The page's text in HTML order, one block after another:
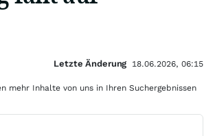
Letzte Änderung 18.06.2026, 06:15
mehr Inhalte von uns in Ihren Suchergebnissen